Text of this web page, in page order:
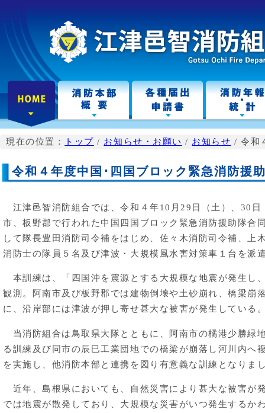
ー
現在の位置： トップ / お知らせ・お願い / お知らせ /令和
令和４年度中国･四国ブロック緊急消防援
江津邑智消防組合では、令和４年10月29日（土）、30日
市、板野郡で行われた中国四国ブロック緊急消防援助隊合
して隊長豊田消防司令補をはじめ、佐々木消防司令補、上
消防士の隊員５名及び津波・大規模風水害対策車１台を派
本訓練は、「四国沖を震源とする大規模な地震が発生し
観測。阿南市及び板野郡では建物倒壊や土砂崩れ、橋梁崩
に、沿岸部には津波が押し寄せ甚大な被害が発生している
当消防組合は鳥取県大隊とともに、阿南市の橘港少勝緑
る訓練及び同市の辰巳工業団地での橋梁が崩落し河川内へ
を実施し、他消防本部と連携を図り有意義な訓練となりま
近年、島根県においても、自然災害により甚大な被害が
では地震が散発しており、大規模な災害がいつ発生するか